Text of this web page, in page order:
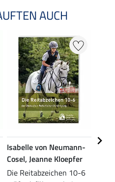
AUCH
Isabelle von Neumann-
Cosel, Jeanne Kloepfer
Die Reitabzeichen 10-6
Lina